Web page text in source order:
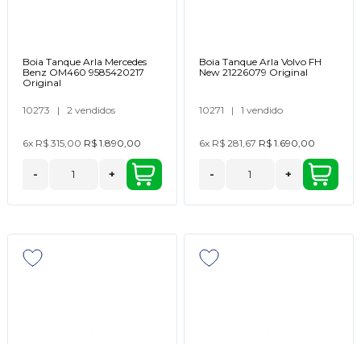
Boia Tanque Arla Mercedes
Benz OM460 9585420217
Original
10273 | 2 vendidos
6x R$ 315,00 R$ 1.890,00
- +
Boia Tanque Arla Volvo FH
New 21226079 Original
10271 | 1 vendido
6x R$ 281,67 R$ 1.690,00
- +